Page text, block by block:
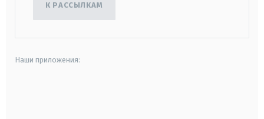
К РАССЫЛКАМ
Наши приложения: